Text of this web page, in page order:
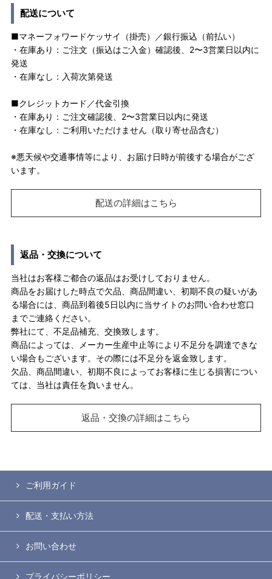
配送について
■マネーフォワードケッサイ（掛売）／銀行振込（前払い）
・在庫あり：ご注文（振込はご入金）確認後、2〜3営業日以内に
発送
・在庫なし：入荷次第発送
■クレジットカード／代金引換
・在庫あり：ご注文確認後、2〜3営業日以内に発送
・在庫なし：ご利用いただけません（取り寄せ品含む）
※悪天候や交通事情等により、お届け日時が前後する場合がござ
います。
配送の詳細はこちら
返品・交換について
当社はお客様ご都合の返品はお受けしておりません。
商品をお届けした時点で欠品、商品間違い、初期不良の疑いがあ
る場合には、商品到着後5日以内に当サイトのお問い合わせ窓口
までご連絡ください。
弊社にて、不足品補充、交換致します。
商品によっては、メーカー生産中止等により不足分を調達できな
い場合もございます。その際には不足分を返金致します。
欠品、商品間違い、初期不良によってお客様に生じる損害につい
ては、当社は責任を負いません。
返品・交換の詳細はこちら
ご利用ガイド
配送・支払い方法
お問い合わせ
プライバシーポリシー